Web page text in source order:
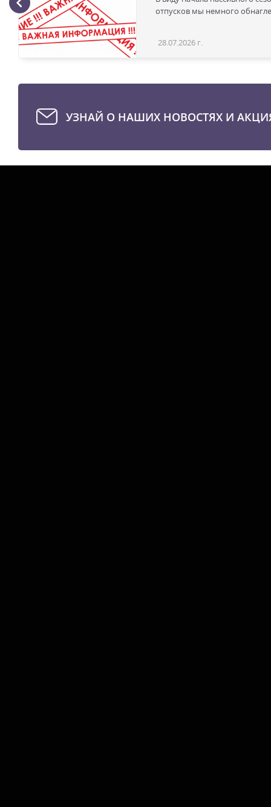
отпусков мы немного
28.07.2026 г.
УЗНАЙ О НАШИХ НОВОСТЯХ И